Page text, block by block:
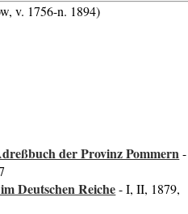
v. 1756-n. 1894)
der Provinz Pommern-
Deutschen Reiche- I, II, 1879,